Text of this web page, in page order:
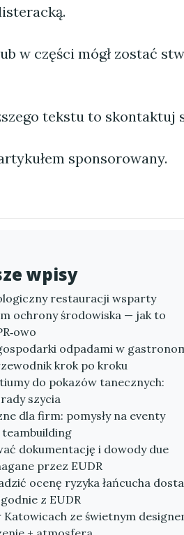
w części mógł zostać
tekstu to skontaktuj
sponsorowany.
wpisy
restauracji wsparty
ochrony środowiska — jak to
odpadami w
krok po kroku
do pokazów tanecznych:
szycia
dla firm: pomysły na eventy
dokumentację i dowody due
przez EUDR
ocenę ryzyka łańcucha
z EUDR
Katowicach ze świetnym